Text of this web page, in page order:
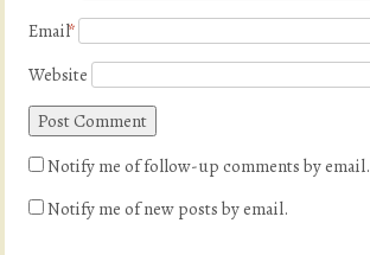
Email*
Website
Notify me of follow-up comments by email.
Notify me of new posts by email.